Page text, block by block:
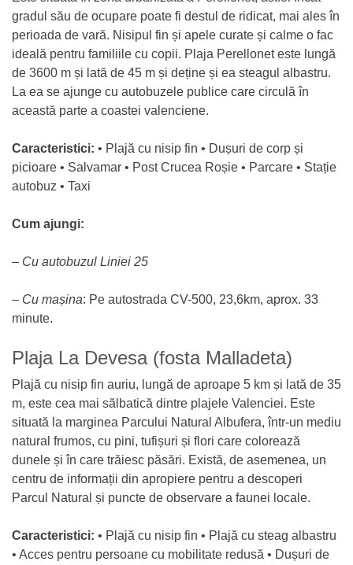
gradul său de ocupare poate fi destul de ridicat, mai ales în
perioada de vară. Nisipul fin și apele curate și calme o fac
ideală pentru familiile cu copii. Plaja Perellonet este lungă
de 3600 m și lată de 45 m și deține și ea steagul albastru.
La ea se ajunge cu autobuzele publice care circulă în
această parte a coastei valenciene.
Caracteristici: • Plajă cu nisip fin • Dușuri de corp și
picioare • Salvamar • Post Crucea Roșie • Parcare • Stație
autobuz • Taxi
Cum ajungi:
– Cu autobuzul Liniei 25
– Cu mașina: Pe autostrada CV-500, 23,6km, aprox. 33
minute.
Plaja La Devesa (fosta Malladeta)
Plajă cu nisip fin auriu, lungă de aproape 5 km și lată de 35
m, este cea mai sălbatică dintre plajele Valenciei. Este
situată la marginea Parcului Natural Albufera, într-un mediu
natural frumos, cu pini, tufișuri și flori care colorează
dunele și în care trăiesc păsări. Există, de asemenea, un
centru de informații din apropiere pentru a descoperi
Parcul Natural și puncte de observare a faunei locale.
Caracteristici: • Plajă cu nisip fin • Plajă cu steag albastru
• Acces pentru persoane cu mobilitate redusă • Dușuri de